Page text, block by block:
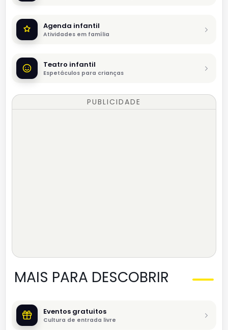
Agenda infantil
Atividades em família
Teatro infantil
Espetáculos para crianças
PUBLICIDADE
MAIS PARA DESCOBRIR
Eventos gratuitos
Cultura de entrada livre